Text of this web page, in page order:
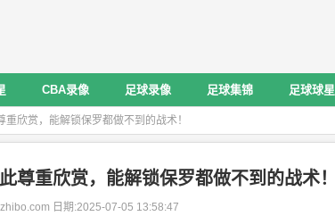
CBA录像 足球录像 足球集锦 足球球星
欣赏，能解锁保罗都做不到的战术！
尊重欣赏，能解锁保罗都做不到的战术！
日期:2025-07-05 13:58:47